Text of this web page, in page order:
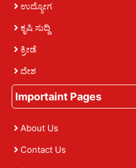
ಉದ್ಯೋಗ
ಕೃಷಿ ಸುದ್ದಿ
ಕ್ರೀಡೆ
ದೇಶ
Importaint Pages
About Us
Contact Us